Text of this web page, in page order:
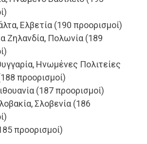
Ελβετία (190 προορισμοί)
Ζηλανδία, Πολωνία (189
Ηνωμένες Πολιτείες
προορισμοί)
(187 προορισμοί)
Σλοβενία ​​(186
προορισμοί)